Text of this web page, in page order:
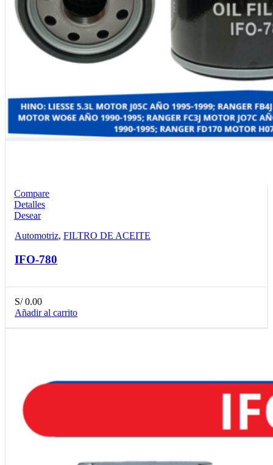
Compare
Detalles
Desear
Automotriz, FILTRO DE ACEITE
IFO-780
S/0.00
Añadir al carrito